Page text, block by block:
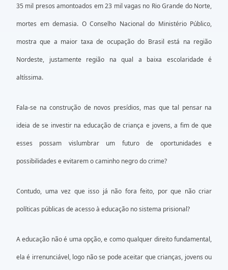
35 mil presos amontoados em 23 mil vagas no Rio Grande do Norte,
mortes em demasia. O Conselho Nacional do Ministério Público,
mostra que a maior taxa de ocupação do Brasil está na região
Nordeste, justamente região na qual a baixa escolaridade é
altíssima.
Fala-se na construção de novos presídios, mas que tal pensar na
ideia de se investir na educação de criança e jovens, a fim de que
esses possam vislumbrar um futuro de oportunidades e
possibilidades e evitarem o caminho negro do crime?
Contudo, uma vez que isso já não fora feito, por que não criar
políticas públicas de acesso à educação no sistema prisional?
A educação não é uma opção, e como qualquer direito fundamental,
ela é irrenunciável, logo não se pode aceitar que crianças, jovens ou